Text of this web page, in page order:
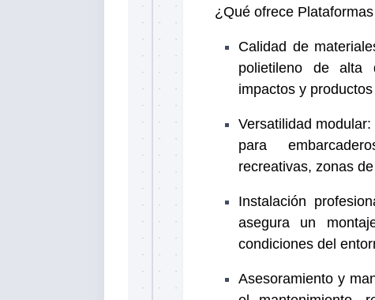
¿Qué ofrece
Calidad de
polietileno de alta
impactos y
Versatilidad
para
recreativas, zonas
Instalación
asegura un
condiciones del
Asesoramiento y